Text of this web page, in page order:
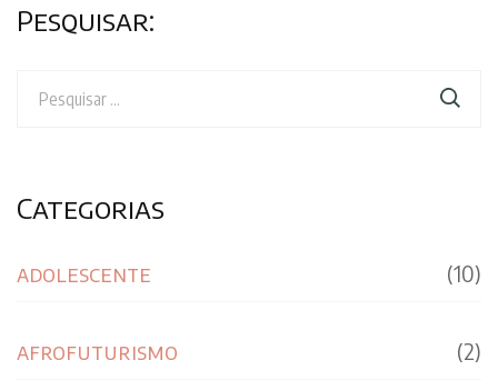
Pesquisar:
por:
Categorias
adolescente (10)
afrofuturismo (2)